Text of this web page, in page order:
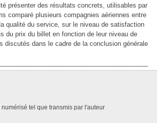
présenter des résultats concrets, utilisables par
comparé plusieurs compagnies aériennes entre
qualité du service, sur le niveau de satisfaction
du prix du billet en fonction de leur niveau de
discutés dans le cadre de la conclusion générale
numérisé tel que transmis par l'auteur